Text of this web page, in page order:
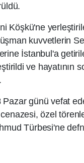
Köşkü'ne
kuvvetlerin
İstanbul'a
ve hayatının
Pazar günü vefat
özel
Türbesi'ne